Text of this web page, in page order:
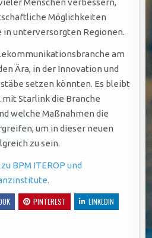
Möglichkeiten
in unterversorgten Regionen.
am
Ära, in der Innovation und
setzen könnten. Es bleibt
mit Starlink die Branche
welche Maßnahmen die
um in dieser neuen
zu sein.
BPM ITEROP und
PINTEREST
LINKEDIN